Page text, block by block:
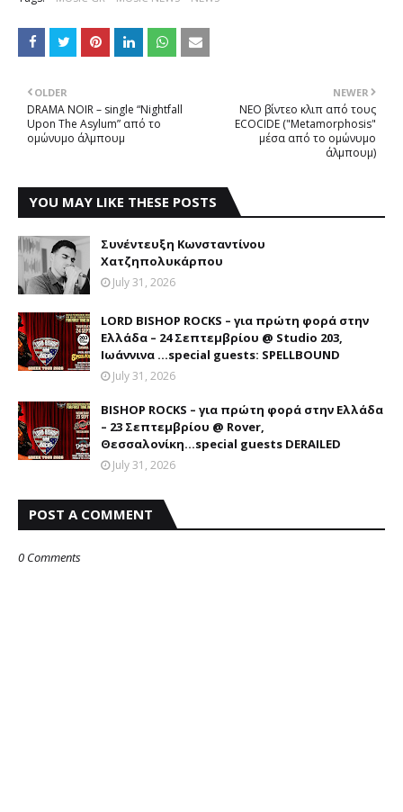
NEWER
NEΟ βίντεο κλιπ από τους
ECOCIDE ("Metamorphosis"
μέσα από το ομώνυμο
άλμπουμ)
OLDER
DRAMA NOIR – single “Nightfall
Upon The Asylum” από το
ομώνυμο άλμπουμ
YOU MAY LIKE THESE POSTS
Συνέντευξη Κωνσταντίνου
Χατζηπολυκάρπου
July 31, 2026
LORD BISHOP ROCKS – για πρώτη φορά στην
Ελλάδα – 24 Σεπτεμβρίου @ Studio 203,
Ιωάννινα …special guests: SPELLBOUND
July 31, 2026
BISHOP ROCKS – για πρώτη φορά στην Ελλάδα
– 23 Σεπτεμβρίου @ Rover,
Θεσσαλονίκη...special guests DERAILED
July 31, 2026
POST A COMMENT
0 Comments